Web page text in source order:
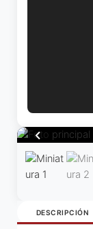
DESCRIPCIÓN